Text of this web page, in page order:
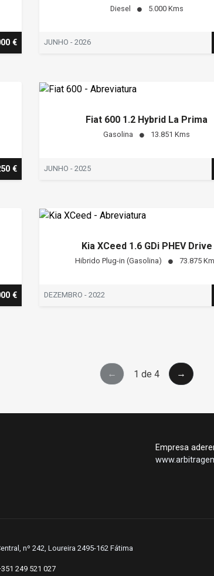
€
Diesel 5.000 Kms
JUNHO - 2026
€
Fiat 600 1.2 Hybrid La Prima
Gasolina 13.851 Kms
JUNHO - 2025
€
Kia XCeed 1.6 GDi PHEV Drive
Hibrido Plug-in (Gasolina) 73.875
DEZEMBRO - 2022
← 1 de 4 →
Empresa
nº 242, Loureira 2495-162 Fátima
249 521 027